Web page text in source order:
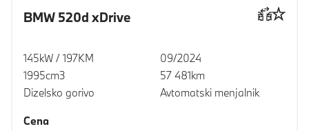
BMW 520d xDrive
145kW / 197KM
1995cm3
Dizelsko gorivo
09/2024
57 481km
Avtomatski menjalnik
Cena